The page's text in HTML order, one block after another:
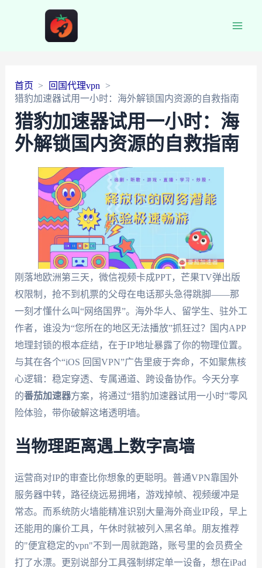
首页
回国代理vpn
猎豹加速器试用一小时：海外解锁国内资源的自救指南
猎豹加速器试用一小时：海
外解锁国内资源的自救指南
刚落地欧洲第三天，微信视频卡成PPT，芒果TV弹出版
权限制，抢不到机票的父母在电话那头急得跳脚——那
一刻才懂什么叫“网络国界”。海外华人、留学生、驻外工
作者，谁没为“您所在的地区无法播放”抓狂过？国内APP
地理封锁的根本症结，在于IP地址暴露了你的物理位置。
与其在各个“iOS 回国VPN”广告里疲于奔命，不如聚焦核
心逻辑：稳定穿透、专属通道、跨设备协作。今天分享
的番茄加速器方案，将通过“猎豹加速器试用一小时”零风
险体验，带你破解这堵透明墙。
当物理距离遇上数字高墙
运营商对IP的审查比你想象的更聪明。普通VPN靠国外
服务器中转，路径绕远易拥堵，游戏掉帧、视频缓冲是
常态。而系统防火墙能精准识别大量海外商业IP段，早上
还能用的廉价工具，午休时就被列入黑名单。朋友推荐
的"便宜稳定的vpn"不到一周就跑路，账号里的会员费全
打了水漂。更别说部分工具强制绑定单一设备，想在iPad